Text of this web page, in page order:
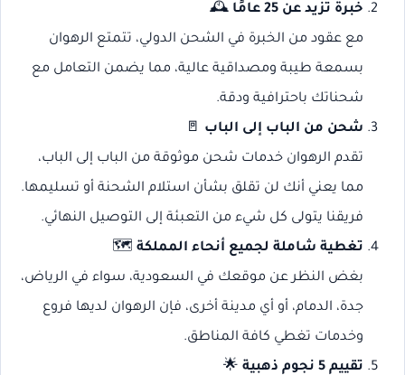
خبرة تزيد عن 25 عامًا
🕰️
مع عقود من الخبرة في الشحن الدولي، تتمتع الرهوان
بسمعة طيبة ومصداقية عالية، مما يضمن التعامل مع
شحناتك باحترافية ودقة.
شحن من الباب إلى الباب 🚪
تقدم الرهوان خدمات شحن موثوقة من الباب إلى الباب،
مما يعني أنك لن تقلق بشأن استلام الشحنة أو تسليمها.
فريقنا يتولى كل شيء من التعبئة إلى التوصيل النهائي.
تغطية شاملة لجميع أنحاء المملكة🗺️
بغض النظر عن موقعك في السعودية، سواء في الرياض،
جدة، الدمام، أو أي مدينة أخرى، فإن الرهوان لديها فروع
وخدمات تغطي كافة المناطق.
تقييم 5 نجوم ذهبية
🌟